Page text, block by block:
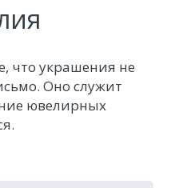
что украшения не
Оно служит
ювелирных